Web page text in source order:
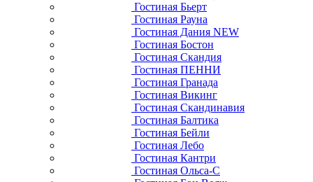
Гостиная Бьерт
Гостиная Рауна
Гостиная Дания NEW
Гостиная Бостон
Гостиная Скандия
Гостиная ПЕННИ
Гостиная Гранада
Гостиная Викинг
Гостиная Скандинавия
Гостиная Балтика
Гостиная Бейли
Гостиная Лебо
Гостиная Кантри
Гостиная Ольса-С